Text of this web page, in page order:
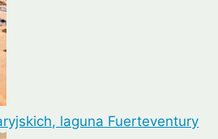
laguna Fuerteventury